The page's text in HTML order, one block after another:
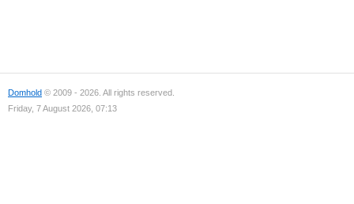
Domhold © 2009 - 2026. All rights reserved.
Friday, 7 August 2026, 07:13